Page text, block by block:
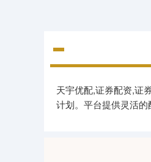
天宇优配,证券配资,证
计划。平台提供灵活的